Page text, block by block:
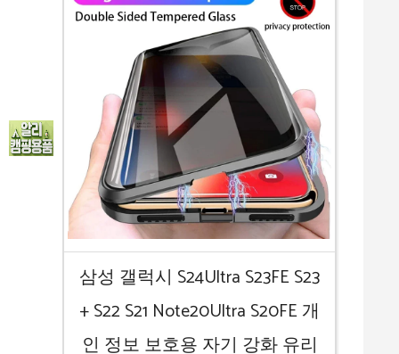
삼성 갤럭시 S24Ultra S23FE S23
+ S22 S21 Note20Ultra S20FE 개
인 정보 보호용 자기 강화 유리